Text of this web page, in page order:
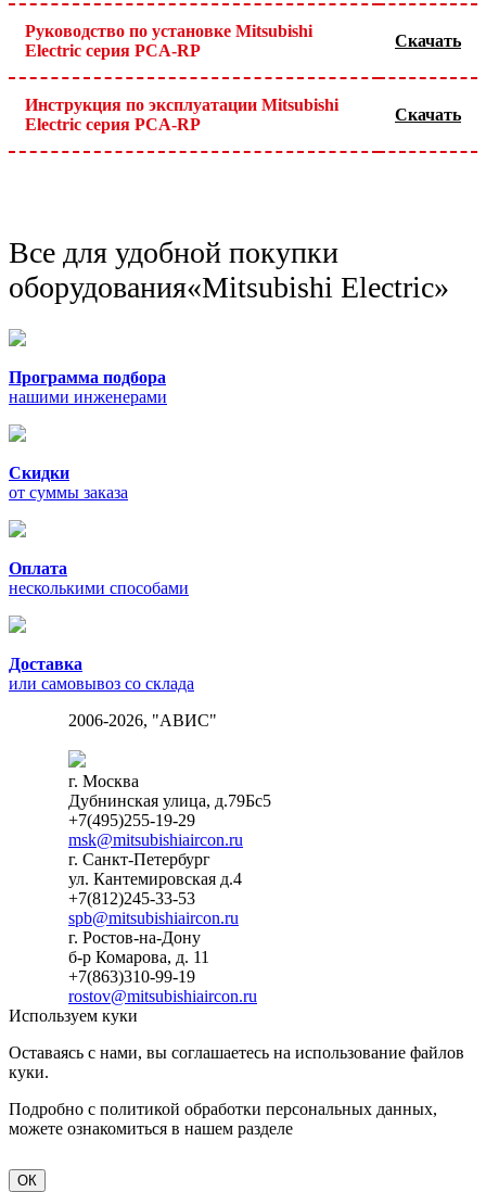
Руководство по установке Mitsubishi
Electric серия PCA-RP
Скачать
Инструкция по эксплуатации Mitsubishi
Electric серия PCA-RP
Скачать
Все для удобной покупки
оборудования«Mitsubishi Electric»
Программа подбора
нашими инженерами
Скидки
от суммы заказа
Оплата
несколькими способами
Доставка
или самовывоз со склада
2006-2026, "АВИС"
г. Москва
Дубнинская улица, д.79Бс5
+7(495)255-19-29
msk@mitsubishiaircon.ru
г. Санкт-Петербург
ул. Кантемировская д.4
+7(812)245-33-53
spb@mitsubishiaircon.ru
г. Ростов-на-Дону
б-р Комарова, д. 11
+7(863)310-99-19
rostov@mitsubishiaircon.ru
Используем куки
Оставаясь с нами, вы соглашаетесь на использование файлов
куки.
Подробно с политикой обработки персональных данных,
можете ознакомиться в нашем разделе
ОК